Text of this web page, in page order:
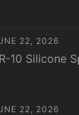
22, 2026
10 Silicone
22, 2026